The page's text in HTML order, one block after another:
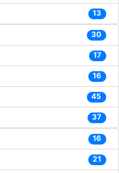
13
30
17
16
45
37
16
21